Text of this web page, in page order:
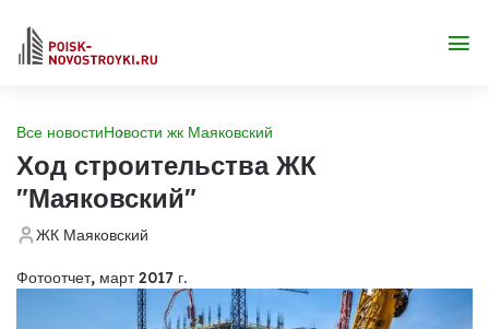
Все новостиНовости жк Маяковский
Ход строительства ЖК
"Маяковский"
ЖК Маяковский
Фотоотчет, март 2017 г.